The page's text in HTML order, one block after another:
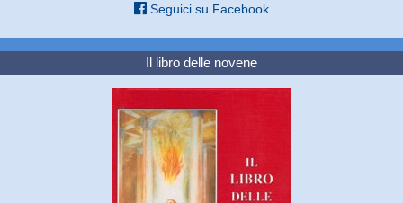
Seguici su Facebook
Il libro delle novene